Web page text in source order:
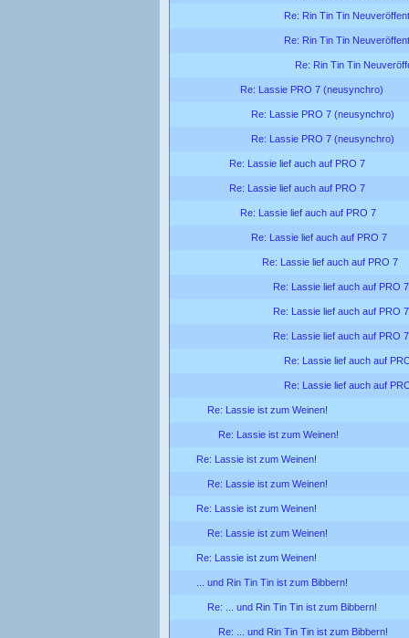
Re: Rin Tin Tin
Re: Rin Tin Tin
Re: Rin Tin Tin
Re: Lassie PRO 7 (neusynchro)
Re: Lassie PRO 7 (neusynchro)
Re: Lassie PRO 7 (neusynchro)
Re: Lassie lief auch auf PRO 7
Re: Lassie lief auch auf PRO 7
Re: Lassie lief auch auf PRO 7
Re: Lassie lief auch auf PRO 7
Re: Lassie lief auch auf PRO 7
Re: Lassie lief auch auf PRO 7
Re: Lassie lief auch auf PRO 7
Re: Lassie lief auch auf PRO 7
Re: Lassie lief auch auf
Re: Lassie lief auch auf
Re: Lassie ist zum Weinen!
Re: Lassie ist zum Weinen!
Re: Lassie ist zum Weinen!
Re: Lassie ist zum Weinen!
Re: Lassie ist zum Weinen!
Re: Lassie ist zum Weinen!
Re: Lassie ist zum Weinen!
... und Rin Tin Tin ist zum Bibbern!
Re: ... und Rin Tin Tin ist zum Bibbern!
Re: ... und Rin Tin Tin ist zum Bibbern!